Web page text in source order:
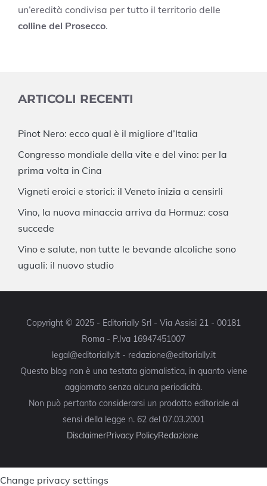
un’eredità condivisa per tutto il territorio delle
colline del Prosecco.
ARTICOLI RECENTI
Pinot Nero: ecco qual è il migliore d’Italia
Congresso mondiale della vite e del vino: per la
prima volta in Cina
Vigneti eroici e storici: il Veneto inizia a censirli
Vino, la nuova minaccia arriva da Hormuz: cosa
succede
Vino e salute, non tutte le bevande alcoliche sono
uguali: il nuovo studio
Copyright © 2025 - Editorially Srl - Via Assisi 21 - 00181
Roma - P.Iva 16947451007
legal@editorially.it - redazione@editorially.it
Questo blog non è una testata giornalistica, in quanto viene
aggiornato senza alcuna periodicità.
Non può pertanto considerarsi un prodotto editoriale ai
sensi della legge n. 62 del 07.03.2001
DisclaimerPrivacy PolicyRedazione
Change privacy settings